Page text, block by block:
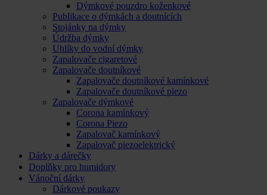
Dýmkové pouzdro koženkové
Publikace o dýmkách a doutnících
Stojánky na dýmky
Údržba dýmky
Uhlíky do vodní dýmky
Zapalovače cigaretové
Zapalovače doutníkové
Zapalovače doutníkové kamínkové
Zapalovače doutníkové piezo
Zapalovače dýmkové
Corona kamínkový
Corona Piezo
Zapalovač kamínkový
Zapalovač piezoelektrický
Dárky a dárečky
Doplňky pro humidory
Vánoční dárky
Dárkové poukazy